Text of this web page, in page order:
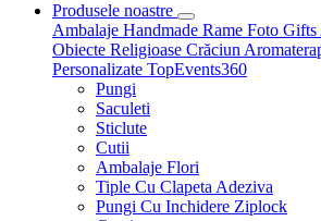
Produsele noastre
Ambalaje Handmade Rame Foto Gifts
Obiecte Religioase Crăciun
Personalizate TopEvents360
Pungi
Saculeti
Sticlute
Cutii
Ambalaje Flori
Tiple Cu Clapeta Adeziva
Pungi Cu Inchidere Ziplock